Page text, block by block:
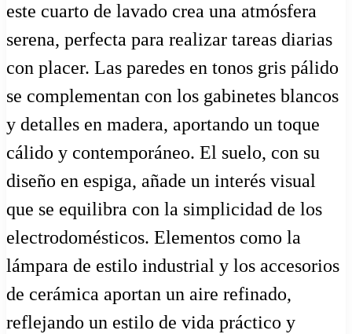
este cuarto de lavado crea una atmósfera
serena, perfecta para realizar tareas diarias
con placer. Las paredes en tonos gris pálido
se complementan con los gabinetes blancos
y detalles en madera, aportando un toque
cálido y contemporáneo. El suelo, con su
diseño en espiga, añade un interés visual
que se equilibra con la simplicidad de los
electrodomésticos. Elementos como la
lámpara de estilo industrial y los accesorios
de cerámica aportan un aire refinado,
reflejando un estilo de vida práctico y